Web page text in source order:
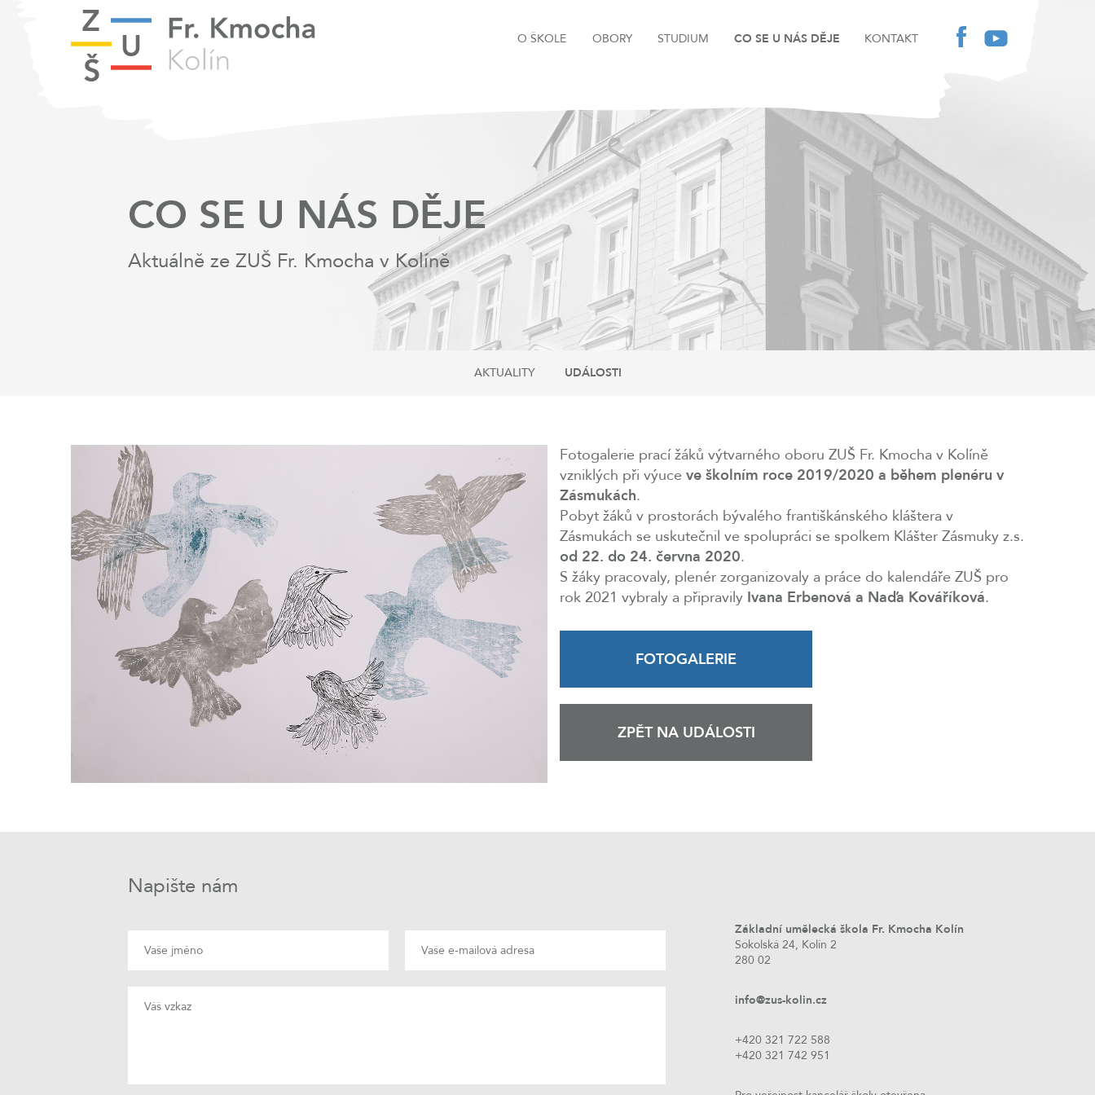
O ŠKOLE OBORY STUDIUM CO SE U NÁS DĚJE KONTAKT
CO SE U NÁS DĚJE
Aktuálně ze ZUŠ Fr. Kmocha v Kolíně
AKTUALITY UDÁLOSTI
Fotogalerie prací žáků výtvarného oboru ZUŠ Fr. Kmocha v Kolíně
vzniklých při výuce ve školním roce 2019/2020 a během plenéru v
Zásmukách.
Pobyt žáků v prostorách bývalého františkánského kláštera v
Zásmukách se uskutečnil ve spolupráci se spolkem Klášter Zásmuky z.s.
od 22. do 24. června 2020.
S žáky pracovaly, plenér zorganizovaly a práce do kalendáře ZUŠ pro
rok 2021 vybraly a připravily Ivana Erbenová a Naďa Kováříková.
FOTOGALERIE
ZPĚT NA UDÁLOSTI
Napište nám
Základní umělecká škola Fr. Kmocha Kolín
Sokolská 24, Kolín 2
280 02
info@zus-kolin.cz
+420 321 722 588
+420 321 742 951